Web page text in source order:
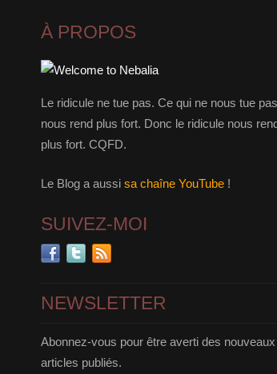
À PROPOS
Le ridicule ne tue pas. Ce qui ne nous tue pas
nous rend plus fort. Donc le ridicule nous
plus fort. CQFD.
Le Blog a aussi sa chaîne YouTube !
SUIVEZ-MOI
NEWSLETTER
Abonnez-vous pour être averti des nouveaux
articles publiés.